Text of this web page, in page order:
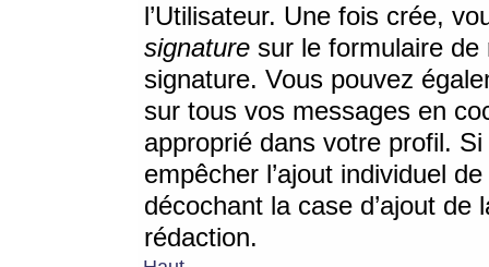
l’Utilisateur. Une fois crée,
signature sur le formulaire de
signature. Vous pouvez
sur tous vos messages en
approprié dans votre profil.
empêcher l’ajout individuel
décochant la case d’ajout
rédaction.